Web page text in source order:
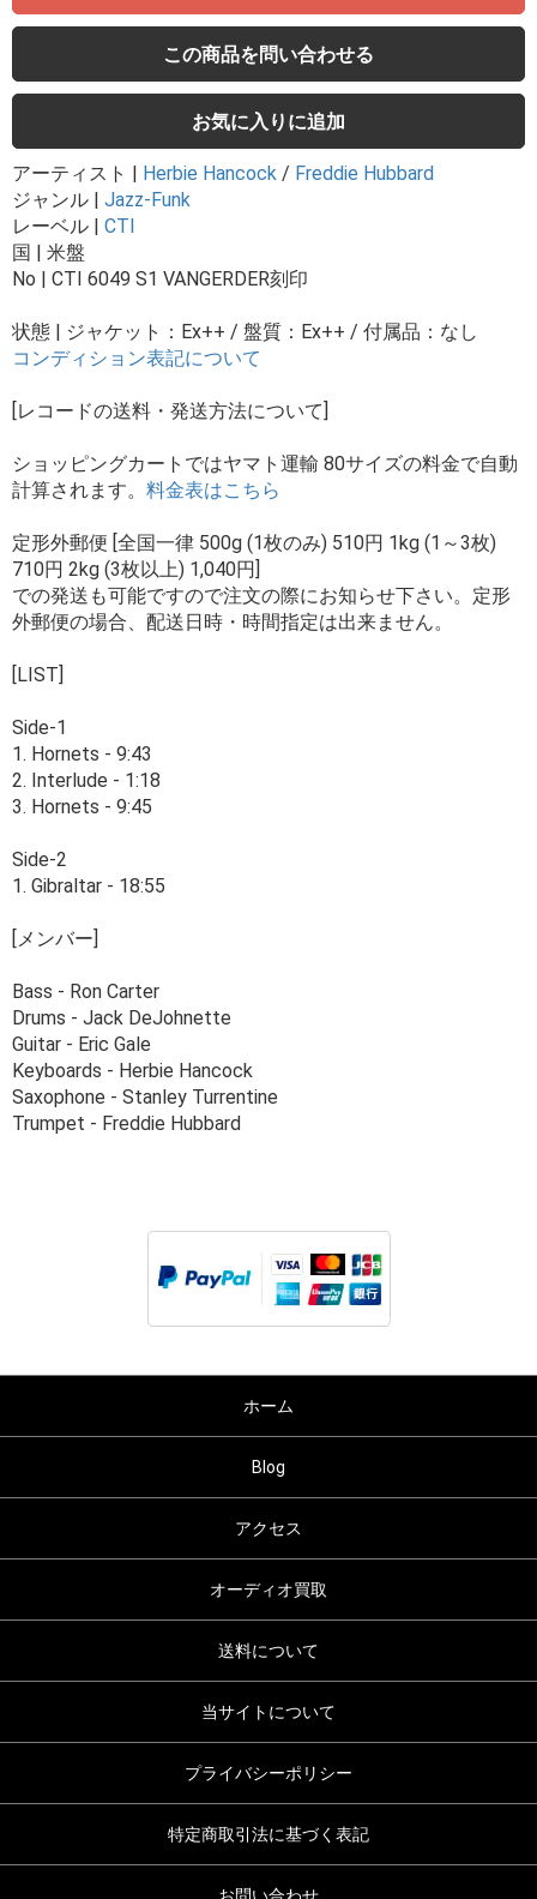
この商品を問い合わせる
お気に入りに追加
アーティスト | Herbie Hancock / Freddie Hubbard
ジャンル | Jazz-Funk
レーベル | CTI
国 | 米盤
No | CTI 6049 S1 VANGERDER刻印
状態 | ジャケット：Ex++ / 盤質：Ex++ / 付属品：なし
コンディション表記について
[レコードの送料・発送方法について]
ショッピングカートではヤマト運輸 80サイズの料金で自動
計算されます。 料金表はこちら
定形外郵便 [全国一律 500g (1枚のみ) 510円 1kg (1～3枚)
710円 2kg (3枚以上) 1,040円]
での発送も可能ですので注文の際にお知らせ下さい。定形
外郵便の場合、配送日時・時間指定は出来ません。
[LIST]
Side-1
1. Hornets - 9:43
2. Interlude - 1:18
3. Hornets - 9:45
Side-2
1. Gibraltar - 18:55
[メンバー]
Bass - Ron Carter
Drums - Jack DeJohnette
Guitar - Eric Gale
Keyboards - Herbie Hancock
Saxophone - Stanley Turrentine
Trumpet - Freddie Hubbard
ホーム
Blog
アクセス
オーディオ買取
送料について
当サイトについて
プライバシーポリシー
特定商取引法に基づく表記